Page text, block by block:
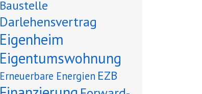
Baustelle
Darlehensvertrag
Eigenheim
Eigentumswohnung
Erneuerbare Energien EZB